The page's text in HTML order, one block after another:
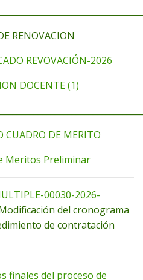
RENOVACION
REVOVACIÓN-2026
DOCENTE (1)
CUADRO DE MERITO
Meritos Preliminar
00030-2026-
del cronograma
de contratación
finales del proceso de